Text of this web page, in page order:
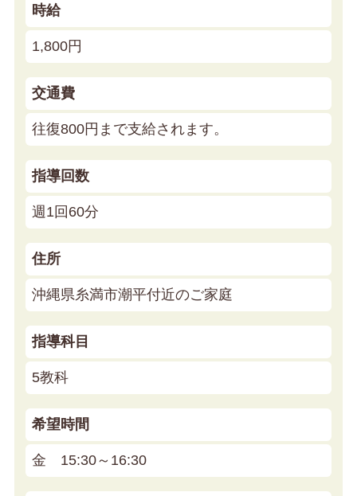
時給
1,800円
交通費
往復800円まで支給されます。
指導回数
週1回60分
住所
沖縄県糸満市潮平付近のご家庭
指導科目
5教科
希望時間
金 15:30～16:30